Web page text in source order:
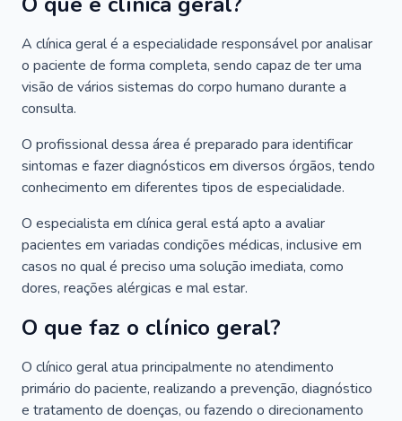
A clínica geral é a especialidade responsável por analisar
o paciente de forma completa, sendo capaz de ter uma
visão de vários sistemas do corpo humano durante a
consulta.
O profissional dessa área é preparado para identificar
sintomas e fazer diagnósticos em diversos órgãos, tendo
conhecimento em diferentes tipos de especialidade.
O especialista em clínica geral está apto a avaliar
pacientes em variadas condições médicas, inclusive em
casos no qual é preciso uma solução imediata, como
dores, reações alérgicas e mal estar.
O que faz o clínico geral?
O clínico geral atua principalmente no atendimento
primário do paciente, realizando a prevenção, diagnóstico
e tratamento de doenças, ou fazendo o direcionamento